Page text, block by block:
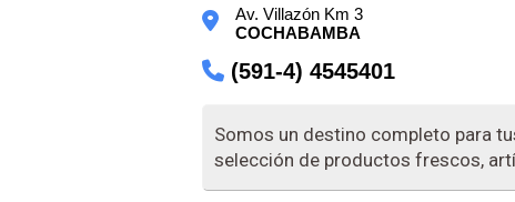
Av. Villazón Km 3
COCHABAMBA
(591-4) 4545401
Somos un destino completo para
selección de productos frescos,